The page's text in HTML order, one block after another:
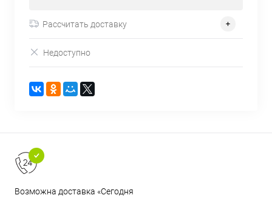
Рассчитать доставку
Недоступно
Возможна доставка «Сегодня